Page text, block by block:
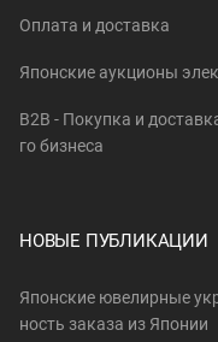
Оплата и доставка
Японские аукционы
B2B - Покупка и
го бизнеса
НОВЫЕ ПУБЛИКАЦИИ
Японские ювелирные
ность заказа из Японии